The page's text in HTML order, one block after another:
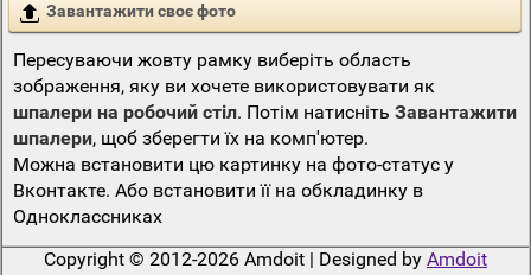
Завантажити своє фото
Пересуваючи жовту рамку виберіть область
зображення, яку ви хочете використовувати як
шпалери на робочий стіл. Потім натисніть Завантажити
шпалери, щоб зберегти їх на комп'ютер.
Можна встановити цю картинку на фото-статус у
Вконтакте. Або встановити її на обкладинку в
Одноклассниках
Copyright © 2012-2026 Amdoit | Designed by Amdoit